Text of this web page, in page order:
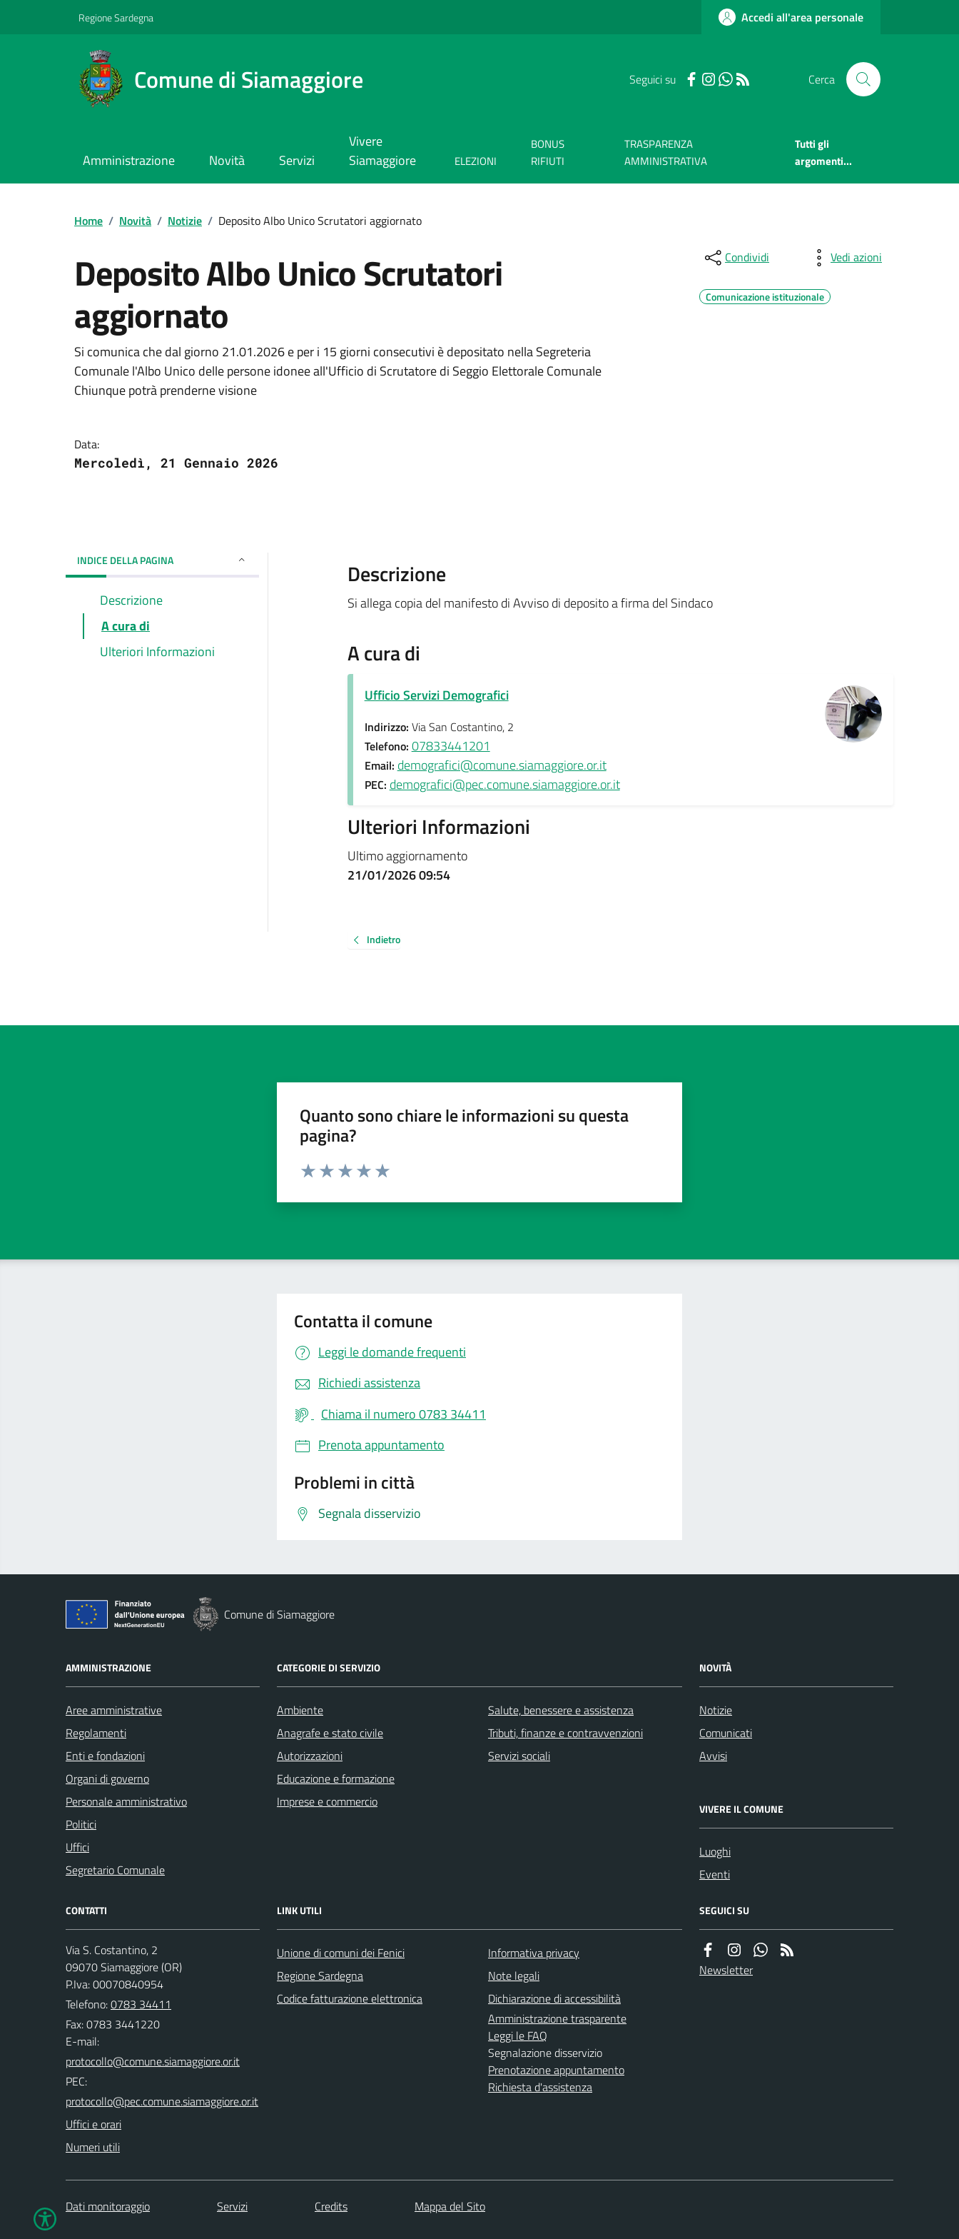
Regione Sardegna Accedi all'area personale
Comune di Siamaggiore Seguici su Cerca
Amministrazione Novità Servizi
Vivere
Siamaggiore
ELEZIONI
BONUS
RIFIUTI
TRASPARENZA
AMMINISTRATIVA
Tutti gli
argomenti...
Home / Novità / Notizie / Deposito Albo Unico Scrutatori aggiornato
Deposito Albo Unico Scrutatori
aggiornato
Si comunica che dal giorno 21.01.2026 e per i 15 giorni consecutivi è depositato nella Segreteria
Comunale l'Albo Unico delle persone idonee all'Ufficio di Scrutatore di Seggio Elettorale Comunale
Chiunque potrà prenderne visione
Data:
Mercoledì, 21 Gennaio 2026
Condividi Vedi azioni
Comunicazione istituzionale
INDICE DELLA PAGINA
Descrizione
A cura di
Ulteriori Informazioni
Descrizione
Si allega copia del manifesto di Avviso di deposito a firma del Sindaco
A cura di
Ufficio Servizi Demografici
Indirizzo: Via San Costantino, 2
Telefono: 07833441201
Email: demografici@comune.siamaggiore.or.it
PEC: demografici@pec.comune.siamaggiore.or.it
Ulteriori Informazioni
Ultimo aggiornamento
21/01/2026 09:54
Indietro
Quanto sono chiare le informazioni su questa
pagina?
Valuta da 1 a 5 stelle la pagina
Contatta il comune
Leggi le domande frequenti
Richiedi assistenza
Chiama il numero 0783 34411
Prenota appuntamento
Problemi in città
Segnala disservizio
Comune di Siamaggiore
AMMINISTRAZIONE
Aree amministrative
Regolamenti
Enti e fondazioni
Organi di governo
Personale amministrativo
Politici
Uffici
Segretario Comunale
CATEGORIE DI SERVIZIO
Ambiente
Anagrafe e stato civile
Autorizzazioni
Educazione e formazione
Imprese e commercio
Salute, benessere e assistenza
Tributi, finanze e contravvenzioni
Servizi sociali
NOVITÀ
Notizie
Comunicati
Avvisi
VIVERE IL COMUNE
Luoghi
Eventi
CONTATTI
Via S. Costantino, 2
09070 Siamaggiore (OR)
P.Iva: 00070840954
Telefono:0783 34411
Fax: 0783 3441220
E-mail:
PEC:
Uffici e orari
Numeri utili
LINK UTILI
Unione di comuni dei Fenici
Regione Sardegna
Codice fatturazione elettronica
Informativa privacy
Note legali
Dichiarazione di accessibilità
Amministrazione trasparente
Leggi le FAQ
Segnalazione disservizio
Prenotazione appuntamento
Richiesta d'assistenza
SEGUICI SU
Newsletter
Dati monitoraggio Servizi Credits Mappa del Sito